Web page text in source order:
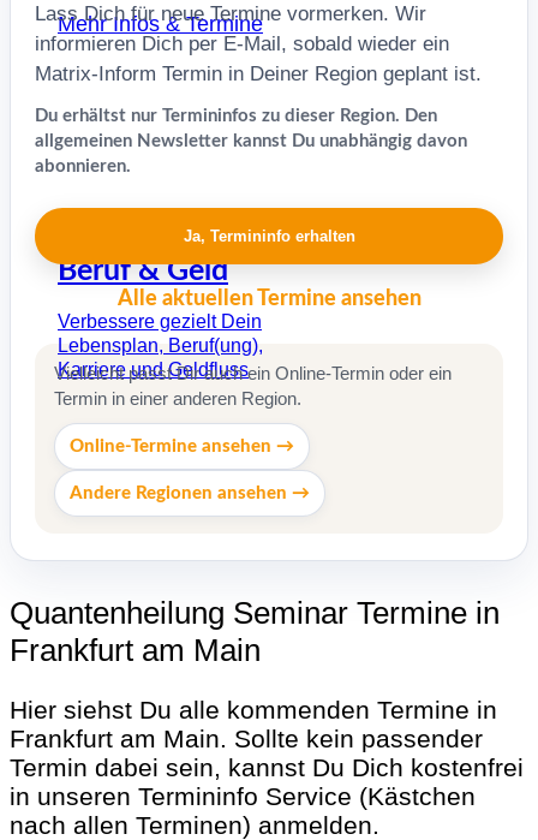
Mehr Infos & Termine
Beruf & Geld
Verbessere gezielt Dein
Lebensplan, Beruf(ung),
Karriere und Geldfluss
Lass Dich für neue Termine vormerken. Wir
informieren Dich per E-Mail, sobald wieder ein
Matrix-Inform Termin in Deiner Region geplant ist.
Du erhältst nur Termininfos zu dieser Region. Den
allgemeinen Newsletter kannst Du unabhängig davon
abonnieren.
Ja, Termininfo erhalten
Alle aktuellen Termine ansehen
Vielleicht passt Dir auch ein Online-Termin oder ein
Termin in einer anderen Region.
Online-Termine ansehen →
Andere Regionen ansehen →
Quantenheilung Seminar Termine in
Frankfurt am Main
Hier siehst Du alle kommenden Termine in
Frankfurt am Main. Sollte kein passender
Termin dabei sein, kannst Du Dich kostenfrei
in unseren Termininfo Service (Kästchen
nach allen Terminen) anmelden.